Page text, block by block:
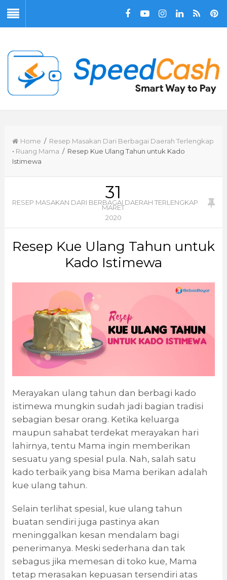
Home / Resep Masakan Dari Berbagai Daerah Terlengkap
• Ruang Mama / Resep Kue Ulang Tahun untuk Kado
Istimewa
31
MARET
2020
RESEP MASAKAN DARI BERBAGAI DAERAH TERLENGKAP
Resep Kue Ulang Tahun untuk
Kado Istimewa
Merayakan ulang tahun dan berbagi kado
istimewa mungkin sudah jadi bagian tradisi
sebagian besar orang. Ketika keluarga
maupun sahabat terdekat merayakan hari
lahirnya, tentu Mama ingin memberikan
sesuatu yang spesial pula. Nah, salah satu
kado terbaik yang bisa Mama berikan adalah
kue ulang tahun.
Selain terlihat spesial, kue ulang tahun
buatan sendiri juga pastinya akan
meninggalkan kesan mendalam bagi
penerimanya. Meski sederhana dan tak
sebagus jika memesan di toko kue, Mama
tetap merasakan kepuasan tersendiri atas